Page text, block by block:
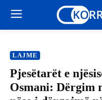
LAJME
Pjesëtarët e
Osmani: Dërgim